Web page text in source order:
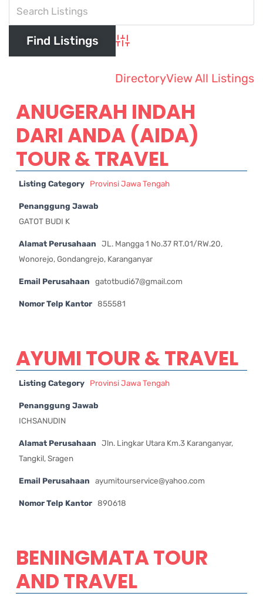
Advanced Search
DirectoryView All Listings
ANUGERAH INDAH
DARI ANDA (AIDA)
TOUR & TRAVEL
Listing Category Provinsi Jawa Tengah
Penanggung Jawab
GATOT BUDI K
Alamat Perusahaan
JL. Mangga 1 No.37 RT.01/RW.20,
Wonorejo, Gondangrejo, Karanganyar
Email Perusahaan gatotbudi67@gmail.com
Nomor Telp Kantor 855581
AYUMI TOUR & TRAVEL
Listing Category Provinsi Jawa Tengah
Penanggung Jawab
ICHSANUDIN
Alamat Perusahaan
Jln. Lingkar Utara Km.3 Karanganyar,
Tangkil, Sragen
Email Perusahaan ayumitourservice@yahoo.com
Nomor Telp Kantor 890618
BENINGMATA TOUR
AND TRAVEL